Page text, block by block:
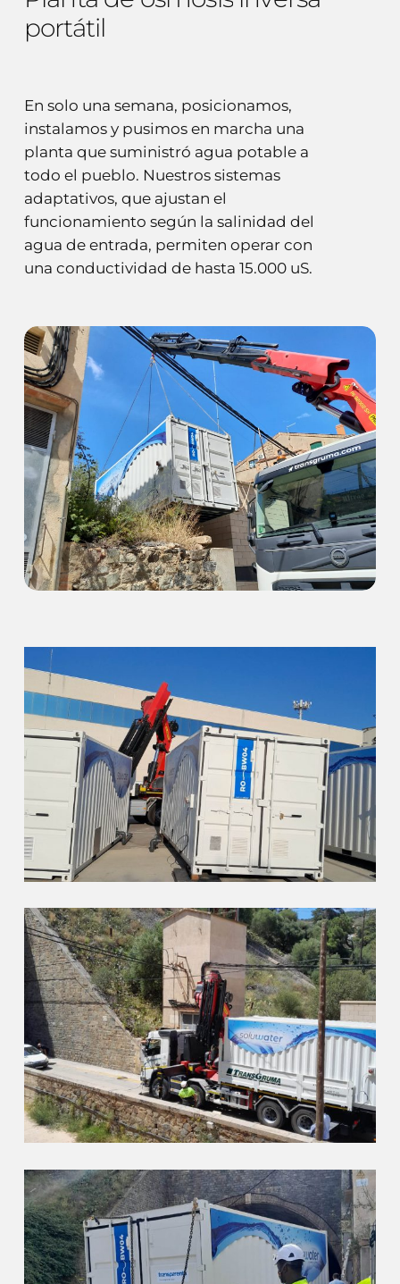
portátil
En solo una semana, posicionamos,
instalamos y pusimos en marcha una
planta que suministró agua potable a
todo el pueblo. Nuestros sistemas
adaptativos, que ajustan el
funcionamiento según la salinidad del
agua de entrada, permiten operar con
una conductividad de hasta 15.000 uS.